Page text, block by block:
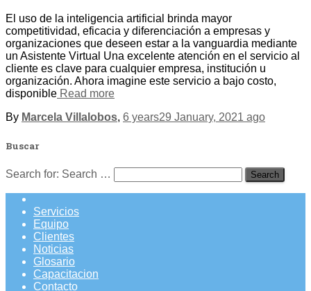
El uso de la inteligencia artificial brinda mayor
competitividad, eficacia y diferenciación a empresas y
organizaciones que deseen estar a la vanguardia mediante
un Asistente Virtual Una excelente atención en el servicio al
cliente es clave para cualquier empresa, institución u
organización. Ahora imagine este servicio a bajo costo,
disponible Read more
By Marcela Villalobos, 6 years29 January, 2021 ago
Buscar
Search for: Search …
Servicios
Equipo
Clientes
Noticias
Glosario
Capacitacion
Contacto